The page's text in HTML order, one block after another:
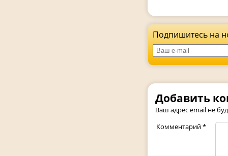
Подпишитесь на
Добавить
Ваш адрес email не
Комментарий*